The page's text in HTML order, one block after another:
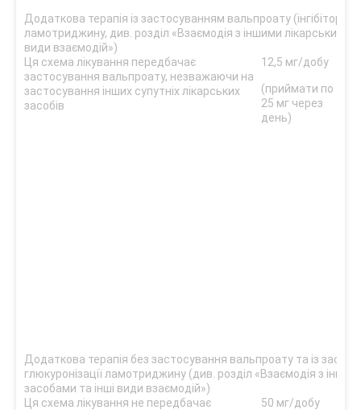
Додаткова терапія із застосуванням вальпроату (інгібітора
ламотриджину, див. розділ «Взаємодія з іншими лікарськими
види взаємодій»)
Ця схема лікування передбачає
застосування вальпроату, незважаючи на
застосування інших супутніх лікарських
засобів
12,5 мг/добу
(приймати по
25 мг через
день)
Додаткова терапія без застосування вальпроату та із
глюкуронізації ламотриджину (див. розділ «Взаємодія з
засобами та інші види взаємодій»)
Ця схема лікування не передбачає
50 мг/добу